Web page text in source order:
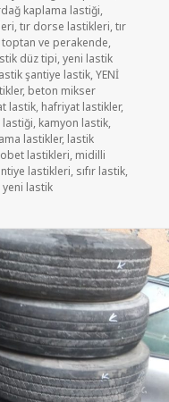
kaplama lastiği,
,tır dorse lastikleri,tır
toptan ve perakende,
düz tipi,yeni lastik
şantiye lastik,YENİ
, beton mikser
lastik, hafriyat lastikler,
lastiği, kamyon lastik,
lastikler, lastik
lastikleri, midilli
lastikleri, sıfır lastik,
yeni lastik
için